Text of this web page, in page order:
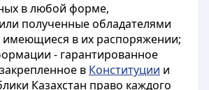
в любой форме,
полученные обладателями
в их распоряжении;
- гарантированное
в Конституции и
Казахстан право каждого